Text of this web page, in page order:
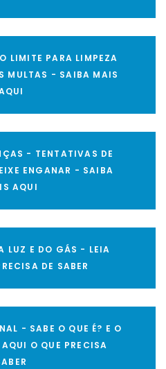
LIMITE PARA LIMPEZA
MULTAS - SAIBA MAIS
- TENTATIVAS DE
ENGANAR - SAIBA
AQUI
LUZ E DO GÁS - LEIA
DE SABER
- SABE O QUE É? E O
O QUE PRECISA